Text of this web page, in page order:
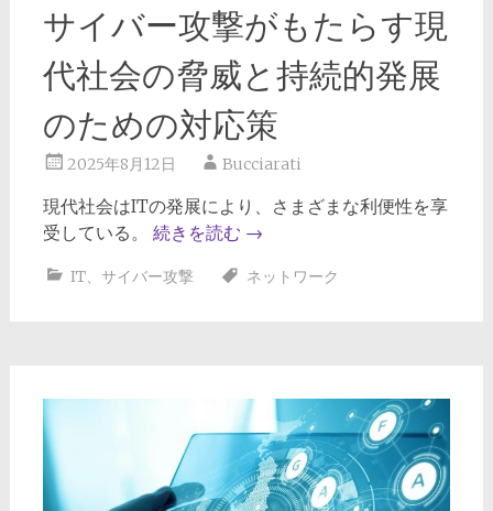
サイバー攻撃がもたらす現
代社会の脅威と持続的発展
のための対応策
2025年8月12日 Bucciarati
現代社会はITの発展により、さまざまな利便性を享
受している。 続きを読む →
IT、 サイバー攻撃 ネットワーク